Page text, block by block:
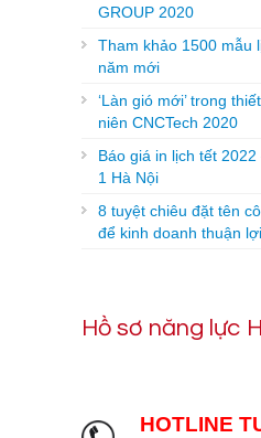
GROUP 2020
Tham khảo 1500 mẫu
năm mới
‘Làn gió mới’ trong
niên CNCTech 2020
Báo giá in lịch tết
1 Hà Nội
8 tuyệt chiêu đặt tên
để kinh doanh thuận lợi
Hồ sơ năng lực
HOTLINE